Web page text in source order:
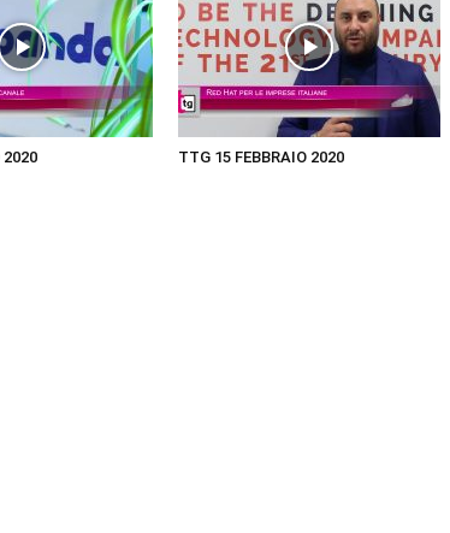
2020 TTG 15 FEBBRAIO 2020